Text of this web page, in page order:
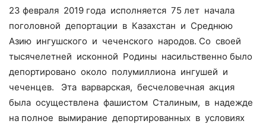
23 февраля 2019 года исполняется 75 лет начала
поголовной депортации в Казахстан и Среднюю
Азию ингушского и чеченского народов. Со своей
тысячелетней исконной Родины насильственно было
депортировано около полумиллиона ингушей и
чеченцев. Эта варварская, бесчеловечная акция
была осуществлена фашистом Сталиным, в надежде
на полное вымирание депортированных в условиях